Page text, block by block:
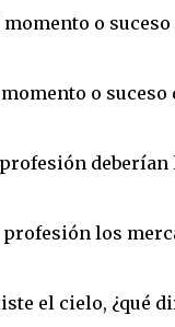
momento o
momento o
profesión
profesión los
el cielo, ¿qué